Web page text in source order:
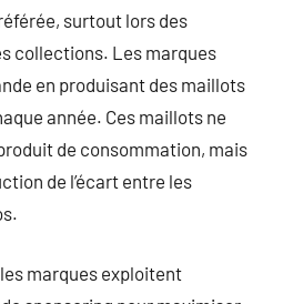
surtout lors des
collections. Les marques
en produisant des maillots
année. Ces maillots ne
de consommation, mais
de l’écart entre les
marques exploitent